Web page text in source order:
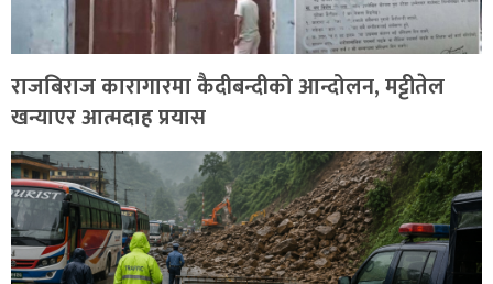
राजबिराज कारागारमा कैदीबन्दीको आन्दोलन, मट्टीतेल
खन्याएर आत्मदाह प्रयास